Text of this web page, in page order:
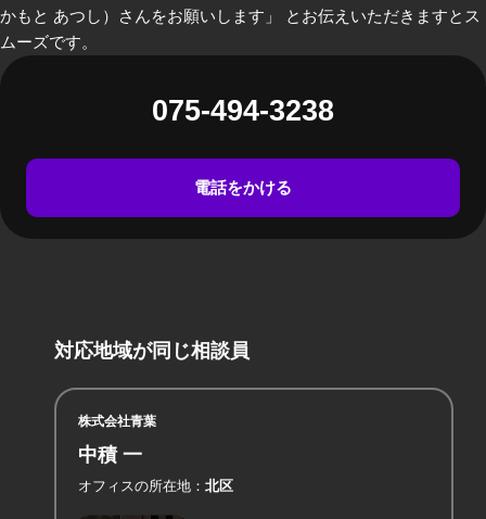
かもと あつし）さんをお願いします」 とお伝えいただきますとス
ムーズです。
075-494-3238
電話をかける
対応地域が同じ相談員
株式会社青葉
中積 一
オフィスの所在地 北区